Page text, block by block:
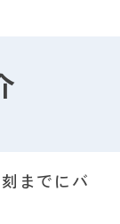
までにバ